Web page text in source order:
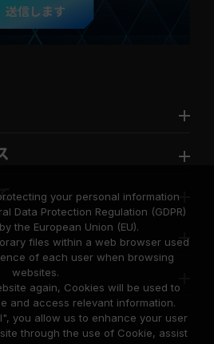
送信します
your personal information
Data Protection Regulation (GDPR)
the European Union (EU).
files within a web browser used
of each user when browsing
websites.
again, Cookies will be used to
and access relevant information.
you allow us to enhance your user
through the use of Cookie, assist